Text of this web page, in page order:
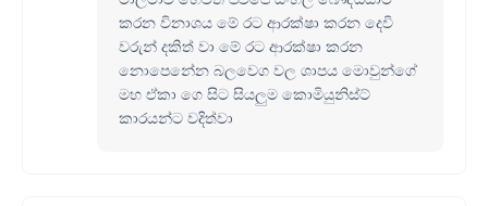
කරන විනාශය මේ රට ආරක්ෂා කරන දෙවි
වරුන් දකිත් වා මේ රට ආරක්ෂා කරන
නොපෙනේන බලවෙග වල ශාපය මොවුන්ගේ
මහ ඒකා ගෙ සිට සියලුම කොමියුනිස්ට්
කාරයන්ට වදිත්වා